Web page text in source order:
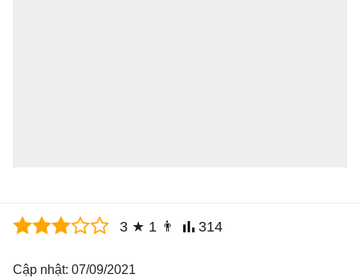
3 ★ 1 👨 314
Cập nhật: 07/09/2021